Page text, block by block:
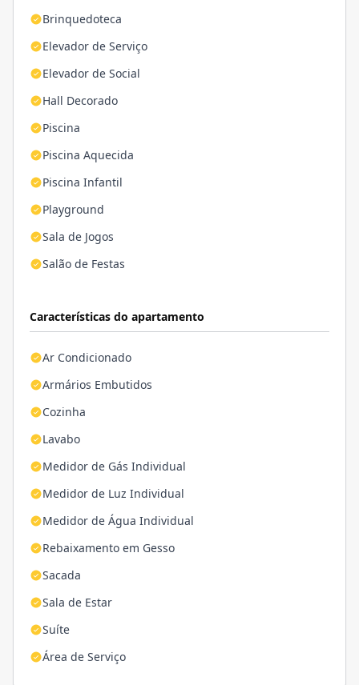
Brinquedoteca
Elevador de Serviço
Elevador de Social
Hall Decorado
Piscina
Piscina Aquecida
Piscina Infantil
Playground
Sala de Jogos
Salão de Festas
Características do apartamento
Ar Condicionado
Armários Embutidos
Cozinha
Lavabo
Medidor de Gás Individual
Medidor de Luz Individual
Medidor de Água Individual
Rebaixamento em Gesso
Sacada
Sala de Estar
Suíte
Área de Serviço